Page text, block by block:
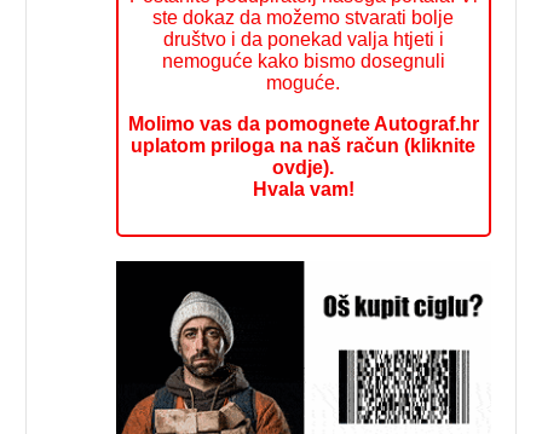
ste dokaz da možemo stvarati bolje
društvo i da ponekad valja htjeti i
nemoguće kako bismo dosegnuli
moguće.
Molimo vas da pomognete Autograf.hr
uplatom priloga na naš račun (kliknite
ovdje).
Hvala vam!